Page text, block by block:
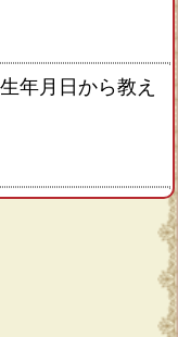
年月日から教え